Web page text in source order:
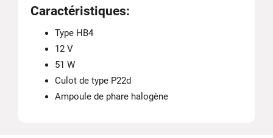
Caractéristiques:
Type HB4
12 V
51 W
Culot de type P22d
Ampoule de phare halogène